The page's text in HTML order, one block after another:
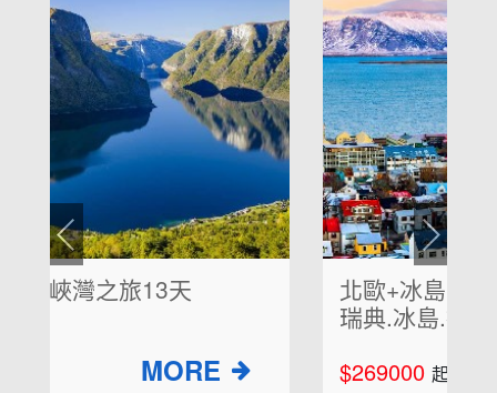
北歐+冰島四晚經典五國15天(芬蘭.
$269000 起